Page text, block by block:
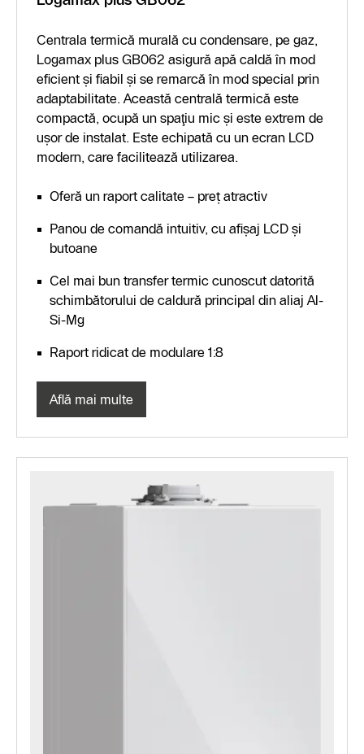
Centrala termică murală cu condensare, pe gaz,
Logamax plus GB062 asigură apă caldă în mod
eficient şi fiabil şi se remarcă în mod special prin
adaptabilitate. Această centrală termică este
compactă, ocupă un spaţiu mic şi este extrem de
uşor de instalat. Este echipată cu un ecran LCD
modern, care facilitează utilizarea.
Oferă un raport calitate – preț atractiv
Panou de comandă intuitiv, cu afișaj LCD și
butoane
Cel mai bun transfer termic cunoscut datorită
schimbătorului de caldură principal din aliaj Al-
Si-Mg
Raport ridicat de modulare 1:8
Află mai multe